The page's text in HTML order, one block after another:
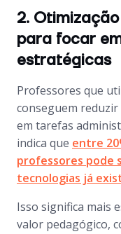
2.
para focar
estratégicas
Professores que
conseguem
em tarefas
indica que entre
professores pode
tecnologias já
Isso significa mais
valor pedagógico,